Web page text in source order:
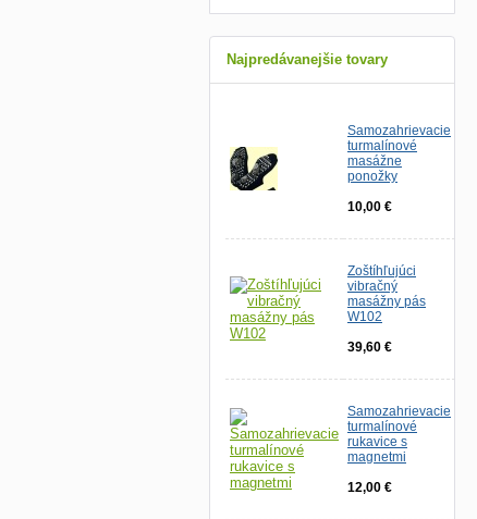
Najpredávanejšie tovary
Samozahrievacie
turmalínové
masážne
ponožky
10,00 €
Zoštíhľujúci
vibračný
masážny pás
W102
39,60 €
Samozahrievacie
turmalínové
rukavice s
magnetmi
12,00 €